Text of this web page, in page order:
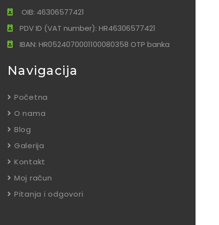
OIB: 46306577421
PDV ID (VAT number): HR46306577421
IBAN: HR0524070001100080358 OTP banka
Navigacija
Početna
O nama
Blog
Galerija
Kontakt
Moj račun
Pitanja i odgovori